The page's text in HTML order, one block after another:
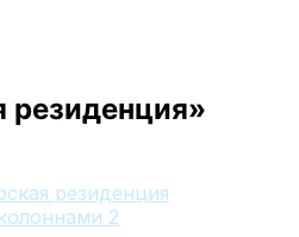
резиденция»